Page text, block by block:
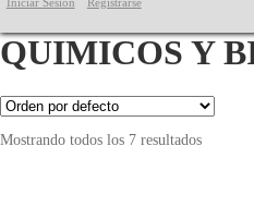
QUIMICOS Y
Mostrando todos los 7 resultados